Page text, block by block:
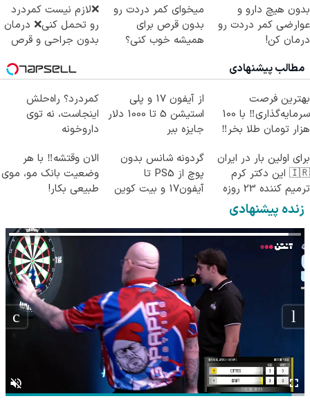
بدون هیچ دارو و
عوارضی کمر دردت رو
درمان کن!
میخوای کمر دردت رو
بدون قرص برای
همیشه خوب کنی؟
❌لازم نیست کمردرد
رو تحمل کنی❌ درمان
بدون جراحی و قرص
مطالب پیشنهادی
بهترین فرصت
سرمایه‌گذاری‼️ با 100
هزار تومان طلا بخر‼️
از آیفون 17 و پلی
استیشن 5 تا 1000 دلار
جایزه ببر
کمردرد؟ راه‌حلش
اینجاست، نه توی
داروخونه
برای اولین بار در ایران
🇮🇷 این دکتر کرم
ترمیم کننده 23 روزه
ساخت!
گردونه شانس بدون
پوچ از PS5 تا
آیفون17 و بیت کوین
الان وقتشه‼️ با هر
وضعیت بانک مو، موی
طبیعی بکار!
زنده پیشنهادی